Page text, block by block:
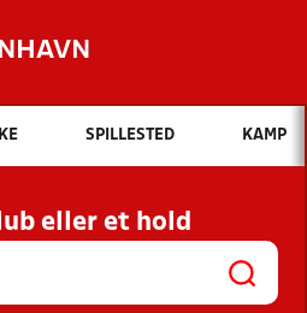
Hvad vil du søge efter?
INDHOLD OG NYHEDER
KLUBBER OG
HOLD
SPILLESTED KAMP
eller et hold